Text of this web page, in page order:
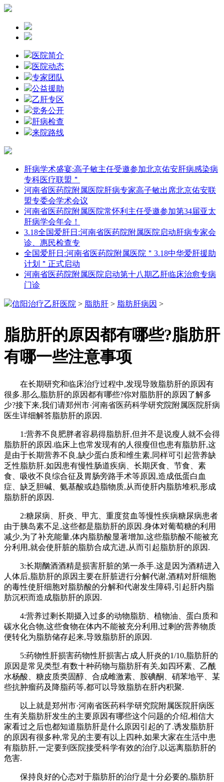
医院简介
医院动态
专家团队
公益援助
乙肝专区
党务公开
肝病检查
来院路线
肝病学术盛宴:高子敏主任受邀参加北京佑安肝病感染病
专科医疗联盟＂
河南省医药院附属医院肝病专家高子敏出席北京佑安联
盟专委会学术会议
河南省医药院附属医院常怀利主任受邀参加第34届亚太
肝病学会年会！
3.18全国爱肝日:河南省医药院附属医院启动肝病专家会
诊、惠民检查专
全国爱肝日:河南省医药院附属医院＂3.18中华爱肝援助
计划＂正式启动
河南省医药院附属医院启动第十八期乙肝临床治愈专病
门诊
信阳治疗乙肝医院 > 脂肪肝 > 脂肪肝病因 >
脂肪肝的原因都有哪些?脂肪肝
有哪一些注意事项
在长期研究和临床治疗过程中,发现导致脂肪肝的原因有
很多.那么,脂肪肝的原因都有哪些?你对脂肪肝的原因了解多
少?接下来,我们请郑州市·河南省医药科学研究院附属医院肝病
医生详细解答脂肪肝的原因.
1:营养不良肥胖者容易得脂肪肝,但并不是说瘦人就不会得
脂肪肝的原因.临床上也常发现有的人很瘦但也患有脂肪肝,这
是由于长期营养不良,缺少蛋白质和维生素,同样可引起营养缺
乏性脂肪肝.如因患有慢性肠道疾病、长期厌食、节食、素
食、吸收不良综合征及胃肠旁路手术等原因,造成低蛋白血
症、缺乏胆碱、氨基酸或趋脂物质,从而使肝内脂肪堆积,形成
脂肪肝的原因.
2:糖尿病、肝炎、甲亢、重度贫血等慢性疾病糖尿病患者
由于胰岛素不足,这些都是脂肪肝的原因.身体对葡萄糖的利用
减少,为了补充能量,体内脂肪酸显著增加,这些脂肪酸不能被充
分利用,就会使肝脏的脂肪合成亢进,从而引起脂肪肝的原因.
3:长期酗酒酒精是损害肝脏的第一杀手.这是因为酒精进入
人体后,脂肪肝的原因主要在肝脏进行分解代谢,酒精对肝细胞
的毒性使肝细胞对脂肪酸的分解和代谢发生障碍,引起肝内脂
肪沉积而造成脂肪肝的原因.
4:营养过剩长期摄入过多的动物脂肪、植物油、蛋白质和
碳水化合物,这些食物在体内不能被充分利用,过剩的营养物质
便转化为脂肪储存起来,导致脂肪肝的原因.
5:药物性肝损害药物性肝损害占成人肝炎的1/10,脂肪肝的
原因是常见类型.有数十种药物与脂肪肝有关,如四环素、乙酰
水杨酸、糖皮质类固醇、合成雌激素、胺碘酮、硝苯地平、某
些抗肿瘤药及降脂药等,都可以导致脂肪在肝内积聚.
以上就是郑州市·河南省医药科学研究院附属医院肝病医
生有关脂肪肝发生的主要原因有哪些这个问题的介绍,相信大
家看过之后也都知道脂肪肝是什么原因引起的了.诱发脂肪肝
的原因有很多种,常见的主要有以上四种,如果大家在生活中患
有脂肪肝,一定要到医院接受科学有效的治疗,以远离脂肪肝的
危害.
保持良好的心态对于脂肪肝的治疗是十分必要的,脂肪肝